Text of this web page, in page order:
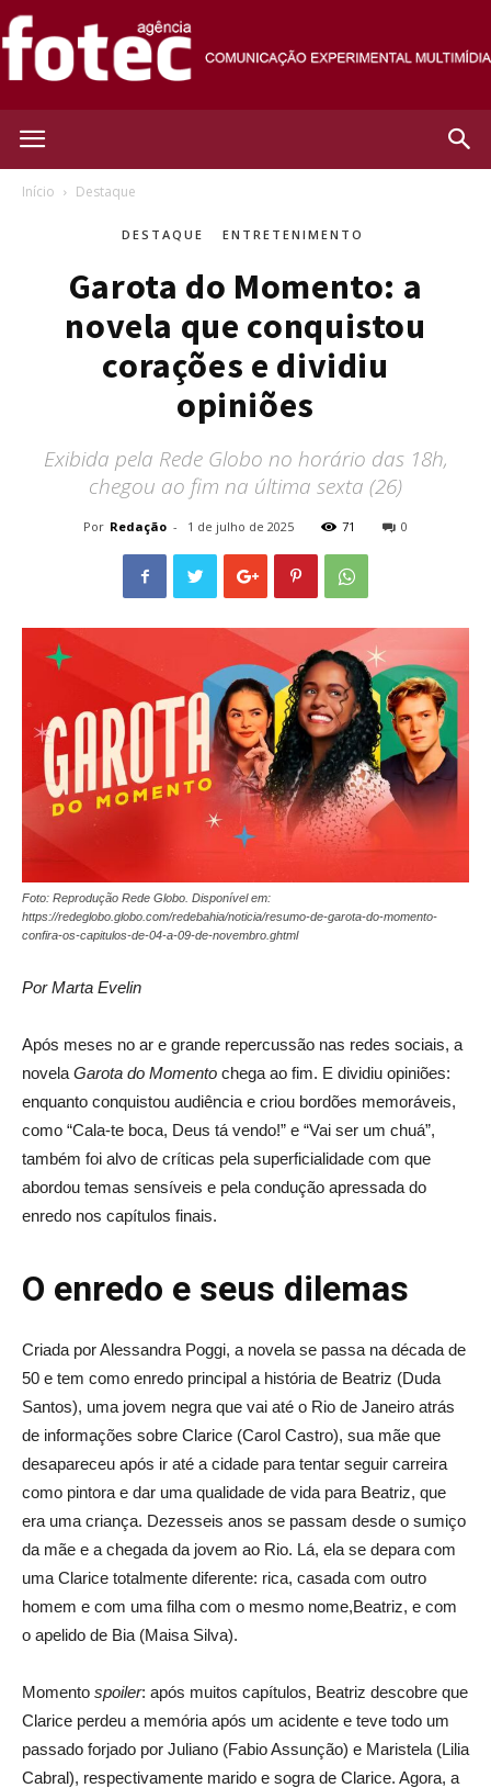
Início Destaque
DESTAQUE ENTRETENIMENTO
Garota do Momento: a
novela que conquistou
corações e dividiu
opiniões
Exibida pela Rede Globo no horário das 18h,
chegou ao fim na última sexta (26)
Por Redação - 1 de julho de 2025 71 0
Foto: Reprodução Rede Globo. Disponível em:
https://redeglobo.globo.com/redebahia/noticia/resumo-de-garota-do-momento-
confira-os-capitulos-de-04-a-09-de-novembro.ghtml
Por Marta Evelin
Após meses no ar e grande repercussão nas redes sociais, a
novela Garota do Momento chega ao fim. E dividiu opiniões:
enquanto conquistou audiência e criou bordões memoráveis,
como “Cala-te boca, Deus tá vendo!” e “Vai ser um chuá”,
também foi alvo de críticas pela superficialidade com que
abordou temas sensíveis e pela condução apressada do
enredo nos capítulos finais.
O enredo e seus dilemas
Criada por Alessandra Poggi, a novela se passa na década de
50 e tem como enredo principal a história de Beatriz (Duda
Santos), uma jovem negra que vai até o Rio de Janeiro atrás
de informações sobre Clarice (Carol Castro), sua mãe que
desapareceu após ir até a cidade para tentar seguir carreira
como pintora e dar uma qualidade de vida para Beatriz, que
era uma criança. Dezesseis anos se passam desde o sumiço
da mãe e a chegada da jovem ao Rio. Lá, ela se depara com
uma Clarice totalmente diferente: rica, casada com outro
homem e com uma filha com o mesmo nome,Beatriz, e com
o apelido de Bia (Maisa Silva).
Momento spoiler: após muitos capítulos, Beatriz descobre que
Clarice perdeu a memória após um acidente e teve todo um
passado forjado por Juliano (Fabio Assunção) e Maristela (Lilia
Cabral), respectivamente marido e sogra de Clarice. Agora, a